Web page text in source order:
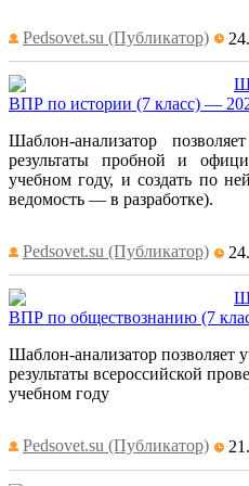
Pedsovet.su (Публикатор)
ВПР по истории (7 класс) —
Шаблон-анализатор
результаты пробной и
учебном году, и создать по
ведомость — в разработке).
Pedsovet.su (Публикатор)
ВПР по обществознанию (7
Шаблон-анализатор позволяет
результаты всероссийской
учебном году
Pedsovet.su (Публикатор)